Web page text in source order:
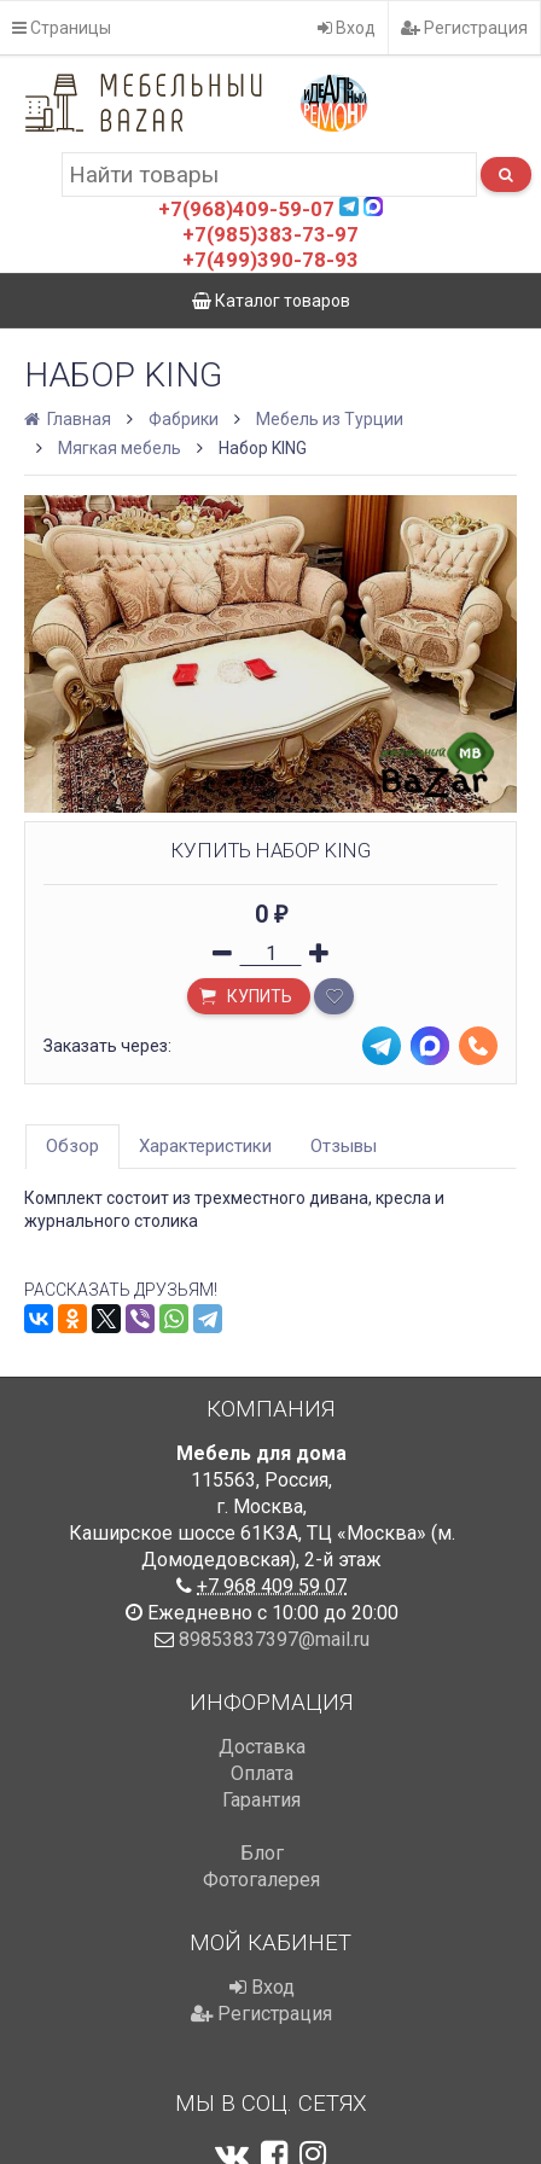
Страницы Вход Регистрация
+7(968)409-59-07
+7(985)383-73-97
+7(499)390-78-93
Каталог товаров
НАБОР KING
Главная Фабрики
Мебель из Турции
Мягкая мебель
Набор KING
КУПИТЬ НАБОР KING
0 ₽
КУПИТЬ
Заказать через:
Обзор Характеристики Отзывы
Комплект состоит из трехместного дивана, кресла и
журнального столика
РАССКАЗАТЬ ДРУЗЬЯМ!
КОМПАНИЯ
Мебель для дома
115563, Россия,
г. Москва,
Каширское шоссе 61К3А, ТЦ «Москва» (м.
Домодедовская), 2-й этаж
+7 968 409 59 07
Ежедневно с 10:00 до 20:00
89853837397@mail.ru
ИНФОРМАЦИЯ
Доставка
Оплата
Гарантия
Блог
Фотогалерея
МОЙ КАБИНЕТ
Вход
Регистрация
МЫ В СОЦ. СЕТЯХ